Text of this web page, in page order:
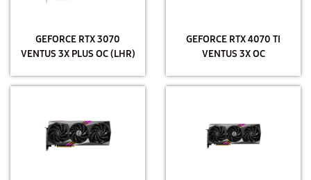
GEFORCE RTX 3070
VENTUS 3X PLUS OC (LHR)
GEFORCE RTX 4070 TI
VENTUS 3X OC